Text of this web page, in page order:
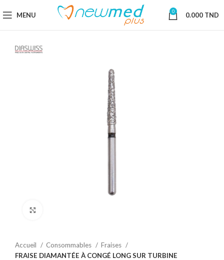
MENU 0 0.000 TND
Accueil Consommables
Fraises
FRAISE DIAMANTÉE À CONGÉ LONG SUR TURBINE